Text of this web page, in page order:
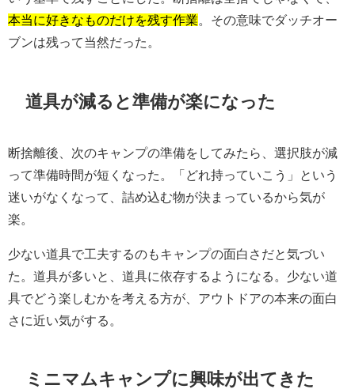
本当に好きなものだけを残す作業 。その意味でダッチオー
ブンは残って当然だった。
道具が減ると準備が楽になった
断捨離後、次のキャンプの準備をしてみたら、選択肢が減
って準備時間が短くなった。「どれ持っていこう」という
迷いがなくなって、詰め込む物が決まっているから気が
楽。
少ない道具で工夫するのもキャンプの面白さだと気づい
た。道具が多いと、道具に依存するようになる。少ない道
具でどう楽しむかを考える方が、アウトドアの本来の面白
さに近い気がする。
ミニマムキャンプに興味が出てきた